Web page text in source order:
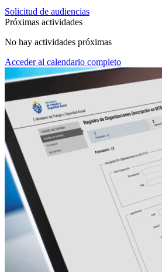
Solicitud de audiencias
Próximas actividades
No hay actividades próximas
Acceder al calendario completo